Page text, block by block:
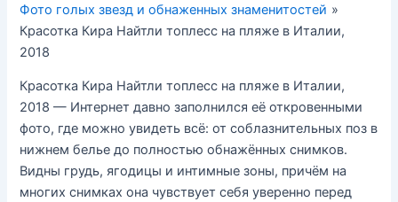
Фото голых звезд и обнаженных знаменитостей
Красотка Кира Найтли топлесс на пляже в Италии,
2018
Красотка Кира Найтли топлесс на пляже в Италии,
2018 — Интернет давно заполнился её откровенными
фото, где можно увидеть всё: от соблазнительных поз в
нижнем белье до полностью обнажённых снимков.
Видны грудь, ягодицы и интимные зоны, причём на
многих снимках она чувствует себя уверенно перед